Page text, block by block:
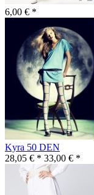
6,00 € *
Kyra 50 DEN
28,05 € * 33,00 € *